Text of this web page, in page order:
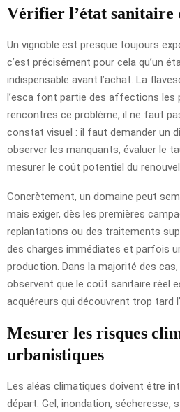
Vérifier l’état sanitaire
Un vignoble est presque toujours
c’est précisément pour cela qu’un
indispensable avant l’achat. La
l’esca font partie des affections les
rencontres ce problème, il ne faut
constat visuel : il faut demander un
observer les manquants, évaluer le
mesurer le coût potentiel du
Concrètement, un domaine peut
mais exiger, dès les premières
replantations ou des traitements
des charges immédiates et parfois
production. Dans la majorité des
observent que le coût sanitaire réel
acquéreurs qui découvrent trop tard
Mesurer les risques
urbanistiques
Les aléas climatiques doivent être
départ. Gel, inondation, sécheresse,